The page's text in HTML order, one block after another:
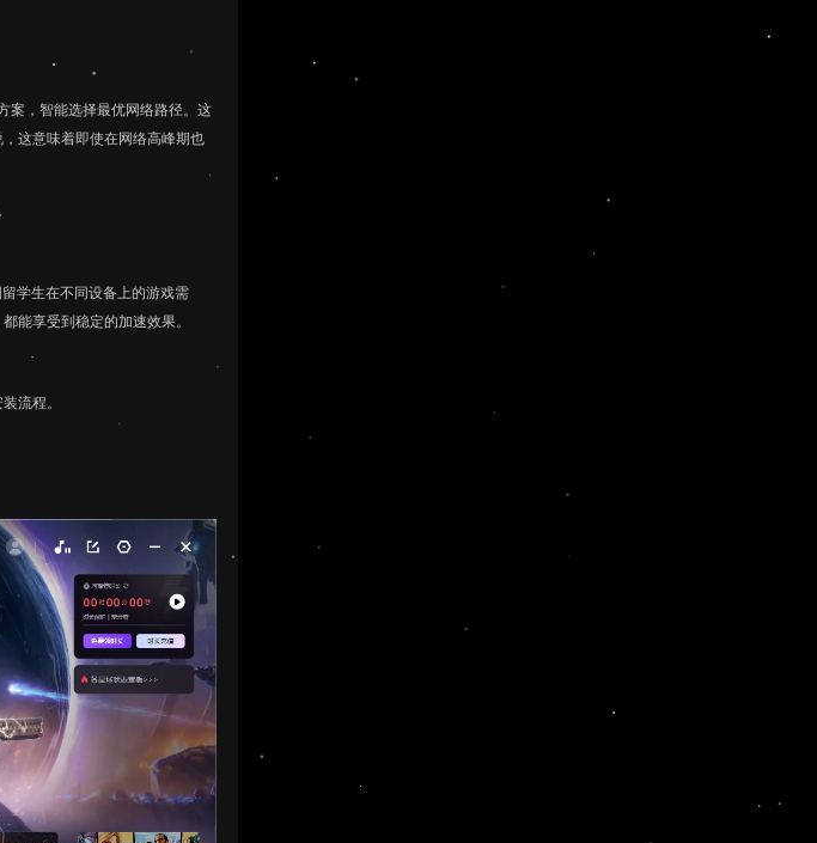
案，智能选择最优网络路径。这
这意味着即使在网络高峰期也
学生在不同设备上的游戏需
能享受到稳定的加速效果。
流程。